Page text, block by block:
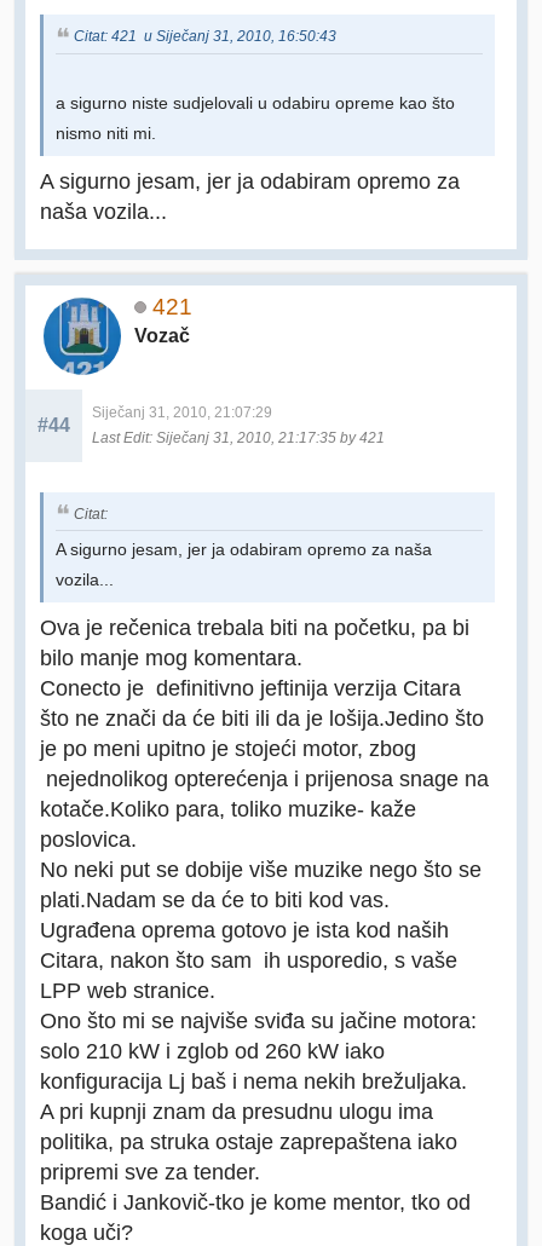
Citat: 421 u Siječanj 31, 2010, 16:50:43
a sigurno niste sudjelovali u odabiru opreme kao što
nismo niti mi.
A sigurno jesam, jer ja odabiram opremo za
naša vozila...
421
Vozač
#44
Siječanj 31, 2010, 21:07:29
Last Edit: Siječanj 31, 2010, 21:17:35 by 421
Citat:
A sigurno jesam, jer ja odabiram opremo za naša
vozila...
Ova je rečenica trebala biti na početku, pa bi
bilo manje mog komentara.
Conecto je definitivno jeftinija verzija Citara
što ne znači da će biti ili da je lošija.Jedino što
je po meni upitno je stojeći motor, zbog
nejednolikog opterećenja i prijenosa snage na
kotače.Koliko para, toliko muzike- kaže
poslovica.
No neki put se dobije više muzike nego što se
plati.Nadam se da će to biti kod vas.
Ugrađena oprema gotovo je ista kod naših
Citara, nakon što sam ih usporedio, s vaše
LPP web stranice.
Ono što mi se najviše sviđa su jačine motora:
solo 210 kW i zglob od 260 kW iako
konfiguracija Lj baš i nema nekih brežuljaka.
A pri kupnji znam da presudnu ulogu ima
politika, pa struka ostaje zaprepaštena iako
pripremi sve za tender.
Bandić i Jankovič-tko je kome mentor, tko od
koga uči?